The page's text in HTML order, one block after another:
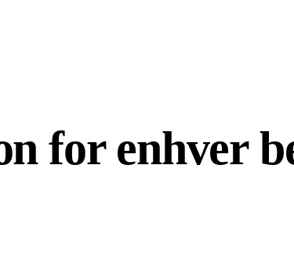
for enhver